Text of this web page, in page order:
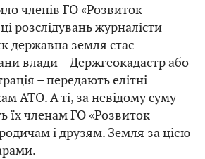
членів ГО «Розвиток
розслідувань журналісти
державна земля стає
влади – Держгеокадастр або
– передають елітні
АТО. А ті, за невідому суму –
їх членам ГО «Розвиток
і друзям. Земля за цією